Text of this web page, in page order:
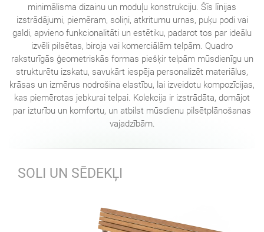
minimālisma dizainu un moduļu konstrukciju. Šīs līnijas
izstrādājumi, piemēram, soliņi, atkritumu urnas, puķu podi vai
galdi, apvieno funkcionalitāti un estētiku, padarot tos par ideālu
izvēli pilsētas, biroja vai komerciālām telpām. Quadro
raksturīgās ģeometriskās formas piešķir telpām mūsdienīgu un
strukturētu izskatu, savukārt iespēja personalizēt materiālus,
krāsas un izmērus nodrošina elastību, lai izveidotu kompozīcijas,
kas piemērotas jebkurai telpai. Kolekcija ir izstrādāta, domājot
par izturību un komfortu, un atbilst mūsdienu pilsētplānošanas
vajadzībām.
SOLI UN SĒDEKĻI